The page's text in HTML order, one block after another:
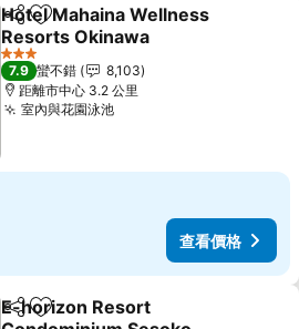
分享 加入我的最愛
Hotel Mahaina Wellness
Resorts Okinawa
查看價格
3 星級
7.9 蠻不錯
8,103
距離市中心 3.2 公里
室內與花園泳池查看價格
查看價格
分享 加入我的最愛
E-horizon Resort